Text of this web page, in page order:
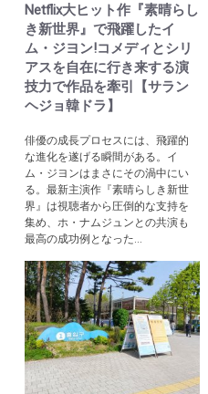
Netflix大ヒット作『素晴らし
き新世界』で飛躍したイ
ム・ジヨン!コメディとシリ
アスを自在に行き来する演
技力で作品を牽引【サラン
ヘジョ韓ドラ】
俳優の成長プロセスには、飛躍的
な進化を遂げる瞬間がある。イ
ム・ジヨンはまさにその渦中にい
る。最新主演作『素晴らしき新世
界』は視聴者から圧倒的な支持を
集め、ホ・ナムジュンとの共演も
最高の成功例となった...